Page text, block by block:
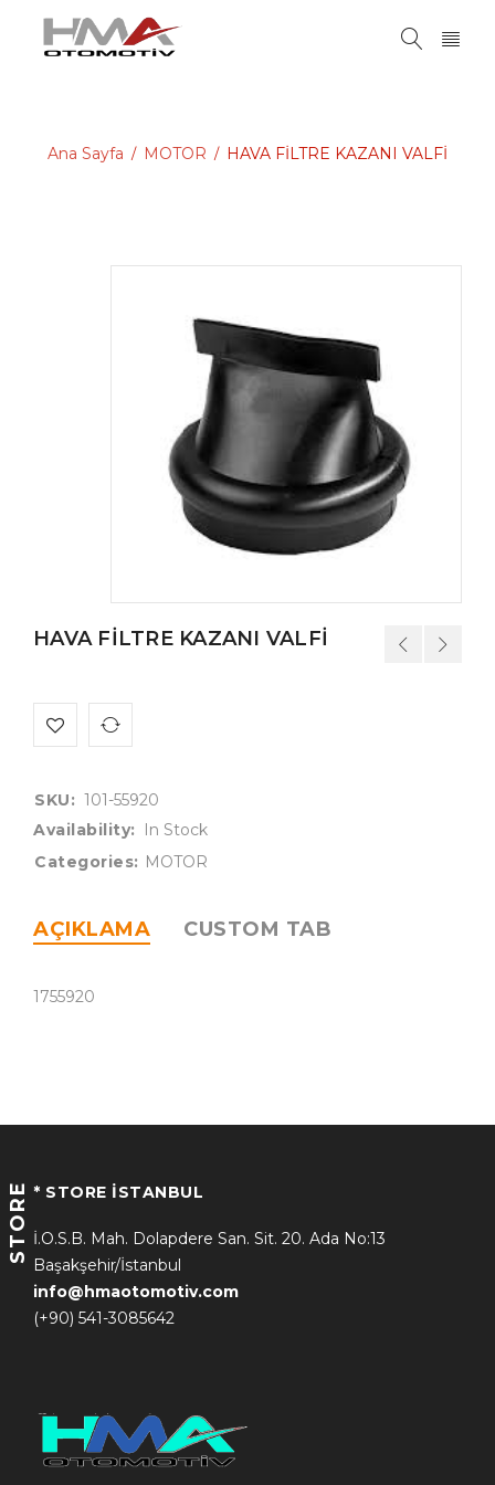
Ana Sayfa / MOTOR / HAVA FİLTRE KAZANI VALFİ
HAVA FİLTRE KAZANI VALFİ
SKU: 101-55920
Availability:
In Stock
Categories: MOTOR
AÇIKLAMA CUSTOM TAB
1755920
STORE * STORE İSTANBUL
İ.O.S.B. Mah. Dolapdere San. Sit. 20. Ada No:13
Başakşehir/İstanbul
info@hmaotomotiv.com
(+90) 541-3085642